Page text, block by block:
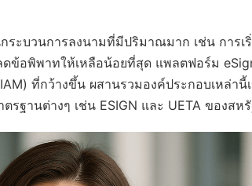
ะบวนการลงนามที่มีปริมาณมาก เช่น การเ
ข้อพิพาทให้เหลือน้อยที่สุด แพลตฟอร์ม
ที่กว้างขึ้น ผสานรวมองค์ประกอบเหล่านี้
ฐานต่างๆ เช่น ESIGN และ UETA ของสหรั